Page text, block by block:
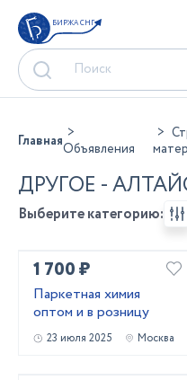
БИРЖА СНГ
ГлавнаяОбъявления
ДРУГОЕ -
Выберите категорию:
1 700 ₽
Паркетная химия
оптом и в розницу
23 июля 2025 Москва